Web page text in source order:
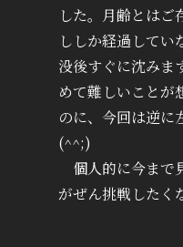
した。月齢とは
ししか経過して
没後すぐに沈みま
めて難しいことが
のに、今回は逆に
(^^;)
個人的に今まで
がぜん挑戦したく